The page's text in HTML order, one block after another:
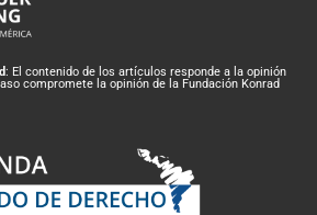
: El contenido de los artículos responde a la opinión
compromete la opinión de la Fundación Konrad